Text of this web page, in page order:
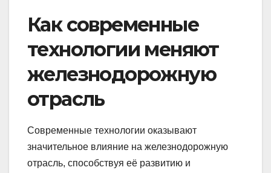
Как современные
технологии меняют
железнодорожную
отрасль
Современные технологии оказывают
значительное влияние на железнодорожную
отрасль, способствуя её развитию и